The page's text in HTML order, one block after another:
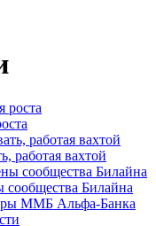
работая вахтой
сообщества Билайна